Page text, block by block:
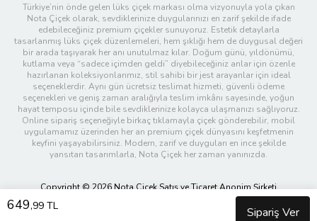
649,99 TL Sipariş Ver
Türkiye’nin önde gelen lüks çiçek markası olma vizyonuyla yola çıkan
Nota Çiçek olarak, sevdiklerinize duygularınızı en zarif şekilde ifade
edebileceğiniz premium çiçekler sunuyoruz. Estetik detaylarla
tasarlanmış lüks çiçek düzenlemeleri, hem şıklığı hem de duygusal değeri
bir arada taşıyarak her anı unutulmaz kılar. Doğum günü, yıldönümü,
kutlama veya “sadece içimden geldi” diyebileceğiniz anlar için özenle
hazırlanan koleksiyonlarımız, stil sahibi bir jest arayanlar için ideal
seçeneklerdir. Aynı gün ücretsiz teslimat hizmeti, güvenli ödeme
seçenekleri ve geniş zaman aralığıyla teslim imkânı sayesinde, yoğun
hayat temposu içinde bile sevdiklerinize kolayca ulaşmanızı sağlıyoruz.
Online sipariş seçeneğiyle birkaç tıklamayla çiçek gönderebilir, mobil
uygulamamız üzerinden her an premium çiçek dünyasını keşfetmenin
keyfini yaşayabilirsiniz. Modern, zarif ve duyguları en ince şekilde
yansıtan tasarımlarla, Nota Çiçek her zaman yanınızda.
Copyright © 2026 Nota Çiçek Satış ve Ticaret Anonim Şirketi